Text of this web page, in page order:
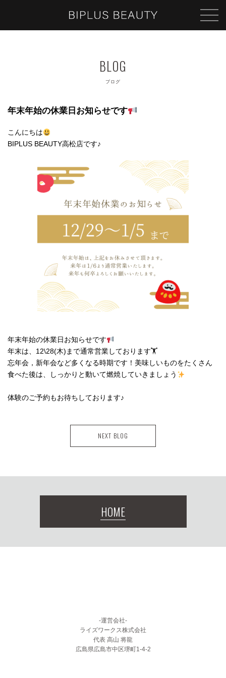
ブログ
年末年始の休業日お知らせです
こんにちは
BIPLUS BEAUTY高松店です♪
年末年始の休業日お知らせです
年末は、12\28(木)まで通常営業しております🏋️
忘年会，新年会など多くなる時期です！美味しいものをたくさん
食べた後は、しっかりと動いて燃焼していきましょう
体験のご予約もお待ちしております♪
NEXT BLOG
HOME
-運営会社-
ライズワークス株式会社
代表 高山 将龍
広島県広島市中区堺町1-4-2